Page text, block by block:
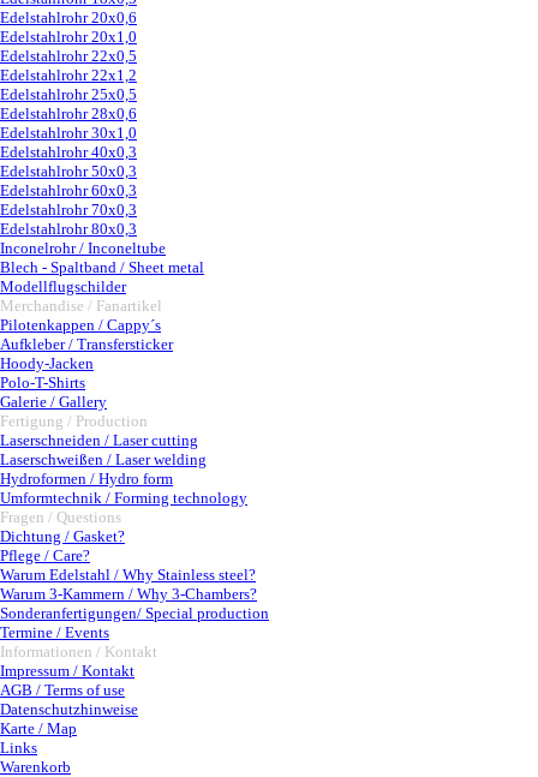
Edelstahlrohr 20x0,6
Edelstahlrohr 20x1,0
Edelstahlrohr 22x0,5
Edelstahlrohr 22x1,2
Edelstahlrohr 25x0,5
Edelstahlrohr 28x0,6
Edelstahlrohr 30x1,0
Edelstahlrohr 40x0,3
Edelstahlrohr 50x0,3
Edelstahlrohr 60x0,3
Edelstahlrohr 70x0,3
Edelstahlrohr 80x0,3
Inconelrohr / Inconeltube
Blech - Spaltband / Sheet metal
Modellflugschilder
Merchandise / Fanartikel
Pilotenkappen / Cappy´s
Aufkleber / Transfersticker
Hoody-Jacken
Polo-T-Shirts
Galerie / Gallery
Fertigung / Production
Laserschneiden / Laser cutting
Laserschweißen / Laser welding
Hydroformen / Hydro form
Umformtechnik / Forming technology
Fragen / Questions
Dichtung / Gasket?
Pflege / Care?
Warum Edelstahl / Why Stainless steel?
Warum 3-Kammern / Why 3-Chambers?
Sonderanfertigungen/ Special production
Termine / Events
Informationen / Kontakt
Impressum / Kontakt
AGB / Terms of use
Datenschutzhinweise
Karte / Map
Links
Warenkorb